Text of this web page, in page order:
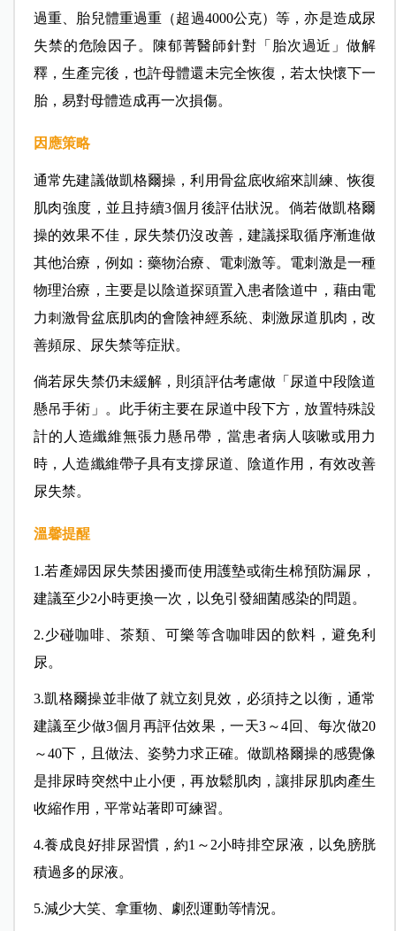
過重、胎兒體重過重（超過4000公克）等，亦是造成尿
失禁的危險因子。陳郁菁醫師針對「胎次過近」做解
釋，生產完後，也許母體還未完全恢復，若太快懷下一
胎，易對母體造成再一次損傷。
因應策略
通常先建議做凱格爾操，利用骨盆底收縮來訓練、恢復
肌肉強度，並且持續3個月後評估狀況。倘若做凱格爾
操的效果不佳，尿失禁仍沒改善，建議採取循序漸進做
其他治療，例如：藥物治療、電刺激等。電刺激是一種
物理治療，主要是以陰道探頭置入患者陰道中，藉由電
力刺激骨盆底肌肉的會陰神經系統、刺激尿道肌肉，改
善頻尿、尿失禁等症狀。
倘若尿失禁仍未緩解，則須評估考慮做「尿道中段陰道
懸吊手術」。此手術主要在尿道中段下方，放置特殊設
計的人造纖維無張力懸吊帶，當患者病人咳嗽或用力
時，人造纖維帶子具有支撐尿道、陰道作用，有效改善
尿失禁。
溫馨提醒
1.若產婦因尿失禁困擾而使用護墊或衛生棉預防漏尿，
建議至少2小時更換一次，以免引發細菌感染的問題。
2.少碰咖啡、茶類、可樂等含咖啡因的飲料，避免利
尿。
3.凱格爾操並非做了就立刻見效，必須持之以衡，通常
建議至少做3個月再評估效果，一天3～4回、每次做20
～40下，且做法、姿勢力求正確。做凱格爾操的感覺像
是排尿時突然中止小便，再放鬆肌肉，讓排尿肌肉產生
收縮作用，平常站著即可練習。
4.養成良好排尿習慣，約1～2小時排空尿液，以免膀胱
積過多的尿液。
5.減少大笑、拿重物、劇烈運動等情況。